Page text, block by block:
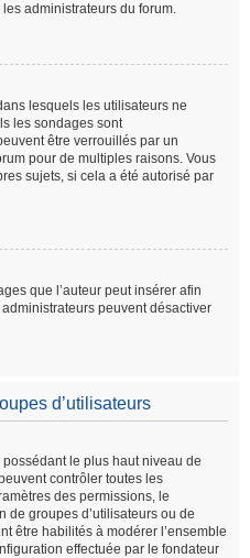
administrateurs du forum.
lesquels les utilisateurs ne
les sondages sont
être verrouillés par un
pour de multiples raisons. Vous
sujets, si cela a été autorisé par
que l’auteur peut insérer afin
peuvent désactiver
d’utilisateurs
le plus haut niveau de
contrôler toutes les
des permissions, le
de groupes d’utilisateurs ou de
être habilités à modérer l’ensemble
effectuée par le fondateur